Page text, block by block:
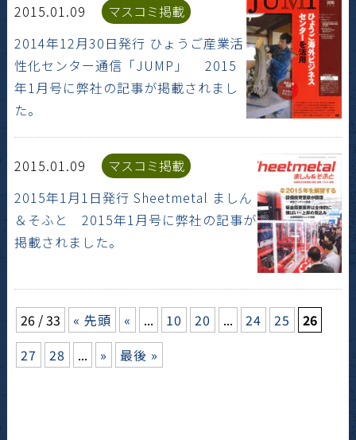
2015.01.09
マスコミ掲載
2014年12月30日発行 ひょうご産業活
性化センター通信「JUMP」 2015
年1月号に弊社の記事が掲載されまし
た。
2015.01.09
マスコミ掲載
2015年1月1日発行 Sheetmetal ましん
＆そふと 2015年1月号に弊社の記事が
掲載されました。
26 / 33 « 先頭 « ... 10 20 ... 24 25
26
27
28 ... » 最後 »